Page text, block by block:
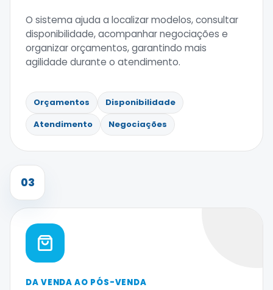
O sistema ajuda a localizar modelos, consultar
disponibilidade, acompanhar negociações e
organizar orçamentos, garantindo mais
agilidade durante o atendimento.
Orçamentos
Disponibilidade
Atendimento
Negociações
03
DA VENDA AO PÓS-VENDA